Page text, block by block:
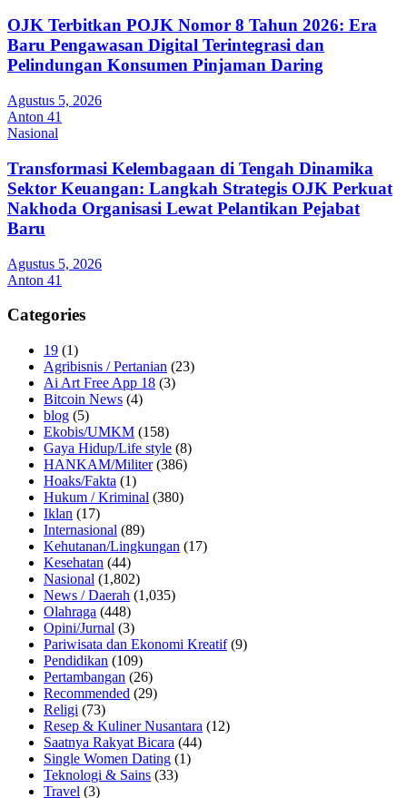
OJK Terbitkan POJK Nomor 8 Tahun 2026: Era
Baru Pengawasan Digital Terintegrasi dan
Pelindungan Konsumen Pinjaman Daring
Agustus 5, 2026
Anton 41
Nasional
Transformasi Kelembagaan di Tengah Dinamika
Sektor Keuangan: Langkah Strategis OJK Perkuat
Nakhoda Organisasi Lewat Pelantikan Pejabat
Baru
Agustus 5, 2026
Anton 41
Categories
19 (1)
Agribisnis / Pertanian (23)
Ai Art Free App 18 (3)
Bitcoin News (4)
blog (5)
Ekobis/UMKM (158)
Gaya Hidup/Life style (8)
HANKAM/Militer(386)
Hoaks/Fakta (1)
Hukum / Kriminal (380)
Iklan (17)
Internasional (89)
Kehutanan/Lingkungan (17)
Kesehatan (44)
Nasional (1,802)
News / Daerah (1,035)
Olahraga (448)
Opini/Jurnal (3)
Pariwisata dan Ekonomi Kreatif(9)
Pendidikan (109)
Pertambangan (26)
Recommended (29)
Religi (73)
Resep & Kuliner Nusantara (12)
Saatnya Rakyat Bicara (44)
Single Women Dating (1)
Teknologi & Sains (33)
Travel (3)